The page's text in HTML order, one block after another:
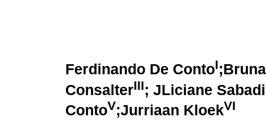
Ferdinando De ContoI
ConsalterIII; JLiciane
ContoV;Jurriaan KloekVI